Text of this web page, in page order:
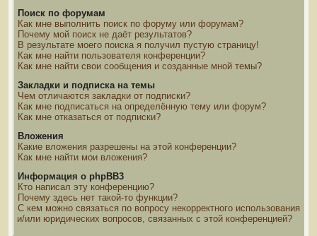
Поиск по форумам
Как мне выполнить поиск по форуму или форумам?
Почему мой поиск не даёт результатов?
В результате моего поиска я получил пустую страницу!
Как мне найти пользователя конференции?
Как мне найти свои сообщения и созданные мной темы?
Закладки и подписка на темы
Чем отличаются закладки от подписки?
Как мне подписаться на определённую тему или форум?
Как мне отказаться от подписки?
Вложения
Какие вложения разрешены на этой конференции?
Как мне найти мои вложения?
Информация о phpBB3
Кто написал эту конференцию?
Почему здесь нет такой-то функции?
С кем можно связаться по вопросу некорректного использования
и/или юридических вопросов, связанных с этой конференцией?